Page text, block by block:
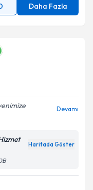
Daha Fazla
Devamı
Haritada Göster